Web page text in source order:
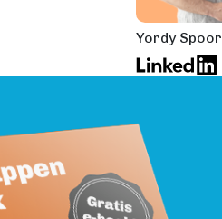
Yordy Spoor